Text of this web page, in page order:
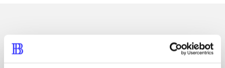
Artikler med samme emner
Fra